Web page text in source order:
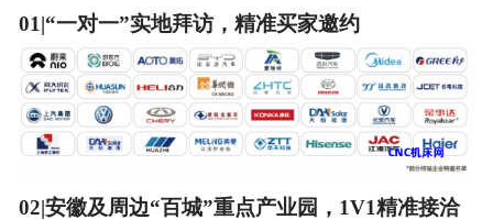
01|“一对一”实地拜访，精准买家邀约
02|安徽及周边“百城”重点产业园，1V1精准接洽